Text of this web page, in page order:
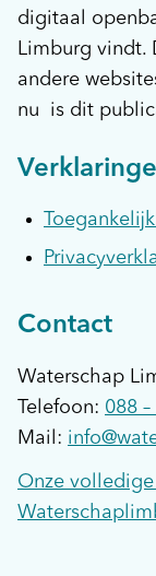
digitaal
Limburg vindt.
andere
nu is dit
Contact
Waterschap
Telefoon: 088
Mail:
Onze